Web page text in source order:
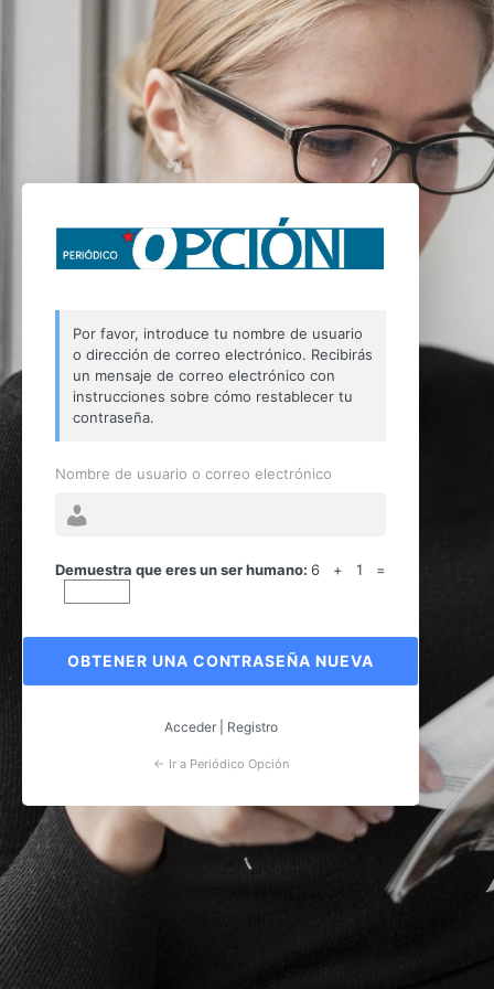
Contraseña
Por favor, introduce tu nombre de usuario
o dirección de correo electrónico. Recibirás
un mensaje de correo electrónico con
instrucciones sobre cómo restablecer tu
contraseña.
Nombre de usuario o correo electrónico
Demuestra que eres un ser humano: 6 + 1 =
Acceder| Registro
← Ir a Periódico Opción